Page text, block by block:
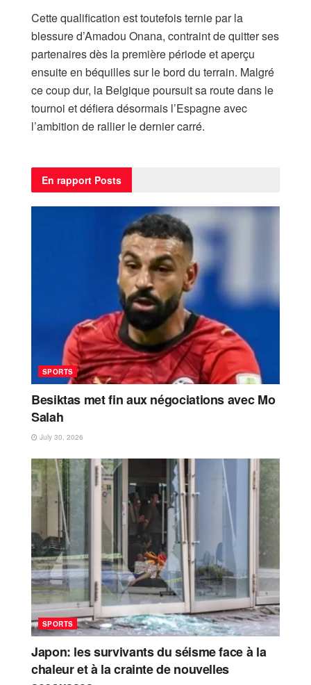
Cette qualification est toutefois ternie par la
blessure d’Amadou Onana, contraint de quitter ses
partenaires dès la première période et aperçu
ensuite en béquilles sur le bord du terrain. Malgré
ce coup dur, la Belgique poursuit sa route dans le
tournoi et défiera désormais l’Espagne avec
l’ambition de rallier le dernier carré.
En rapport Posts
SPORTS
Besiktas met fin aux négociations avec Mo
Salah
July 30, 2026
SPORTS
Japon: les survivants du séisme face à la
chaleur et à la crainte de nouvelles